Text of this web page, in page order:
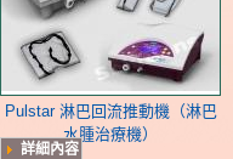
Pulstar 淋巴回流推動機（淋巴
水腫治療機）
詳細內容